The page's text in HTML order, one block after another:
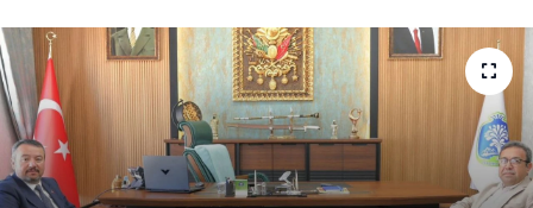
SAĞLIK
SPOR
11:11 MANŞET
Haber Arşivi